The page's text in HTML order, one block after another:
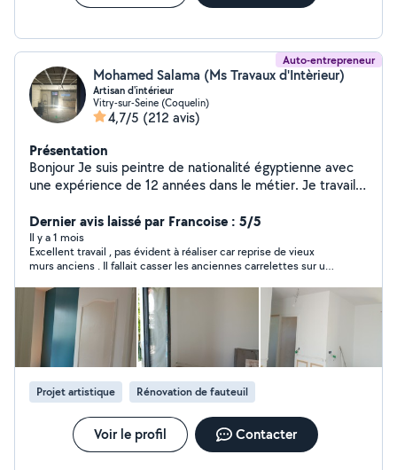
Auto-entrepreneur
Mohamed Salama (Ms Travaux d'Intèrieur)
Artisan d'intérieur
Vitry-sur-Seine (Coquelin)
4,7/5 (212 avis)
Présentation
Bonjour Je suis peintre de nationalité égyptienne avec
une expérience de 12 années dans le métier. Je travaille
début de chantier (paiement total à reception du
chantier. Si vous êtes intéressés, n'hesitez pas pour tout
renseignement comcordialement ap Bien cordialement
Dernier avis laissé par Francoise : 5/5
Il y a 1 mois
Excellent travail , pas évident à réaliser car reprise de vieux
murs anciens . Il fallait casser les anciennes carrelettes sur une
de plâtre et terminer avec de la toile Décoller l' ancien papier
peint et finir avec de la toile Travail appliqué et soigné qui
donne un super rendu . Chantier de plusieurs jours mais fait
dans la foulée. Agréable de ne pas attendre La personne qui
travaillait était très propre et méthodique, à chaque fois le
chantier était nettoyé et les déchets soigneusement mis dans
des sacs de gravats.
Projet artistique
Rénovation de fauteuil
Voir le profil Contacter